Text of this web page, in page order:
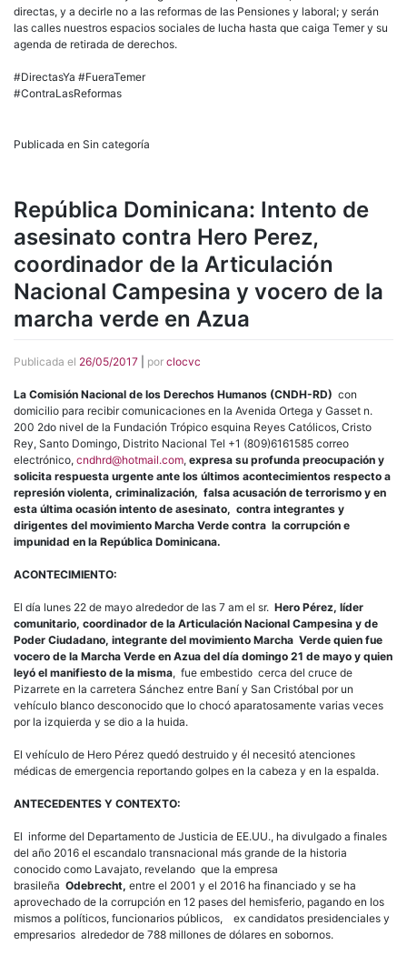
directas, y a decirle no a las reformas de las Pensiones y laboral; y serán
las calles nuestros espacios sociales de lucha hasta que caiga Temer y su
agenda de retirada de derechos.
#DirectasYa #FueraTemer
#ContraLasReformas
Publicada en Sin categoría
República Dominicana: Intento de
asesinato contra Hero Perez,
coordinador de la Articulación
Nacional Campesina y vocero de la
marcha verde en Azua
Publicada el 26/05/2017 por clocvc
La Comisión Nacional de los Derechos Humanos (CNDH-RD) con
domicilio para recibir comunicaciones en la Avenida Ortega y Gasset n.
200 2do nivel de la Fundación Trópico esquina Reyes Católicos, Cristo
Rey, Santo Domingo, Distrito Nacional Tel +1 (809)6161585 correo
electrónico, cndhrd@hotmail.com, expresa su profunda preocupación y
solicita respuesta urgente ante los últimos acontecimientos respecto a
represión violenta, criminalización, falsa acusación de terrorismo y en
esta última ocasión intento de asesinato, contra integrantes y
dirigentes del movimiento Marcha Verde contra la corrupción e
impunidad en la República Dominicana.
ACONTECIMIENTO:
El día lunes 22 de mayo alrededor de las 7 am el sr. Hero Pérez, líder
comunitario, coordinador de la Articulación Nacional Campesina y de
Poder Ciudadano, integrante del movimiento Marcha Verde quien fue
vocero de la Marcha Verde en Azua del día domingo 21 de mayo y quien
leyó el manifiesto de la misma, fue embestido cerca del cruce de
Pizarrete en la carretera Sánchez entre Baní y San Cristóbal por un
vehículo blanco desconocido que lo chocó aparatosamente varias veces
por la izquierda y se dio a la huida.
El vehículo de Hero Pérez quedó destruido y él necesitó atenciones
médicas de emergencia reportando golpes en la cabeza y en la espalda.
ANTECEDENTES Y CONTEXTO:
El informe del Departamento de Justicia de EE.UU., ha divulgado a finales
del año 2016 el escandalo transnacional más grande de la historia
conocido como Lavajato, revelando que la empresa
brasileña Odebrecht, entre el 2001 y el 2016 ha financiado y se ha
aprovechado de la corrupción en 12 pases del hemisferio, pagando en los
mismos a políticos, funcionarios públicos, ex candidatos presidenciales y
empresarios alrededor de 788 millones de dólares en sobornos.